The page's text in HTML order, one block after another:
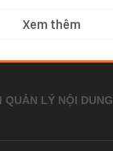
Xem thêm
QUẢN LÝ NỘI DUNG